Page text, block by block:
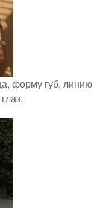
форму губ, линию